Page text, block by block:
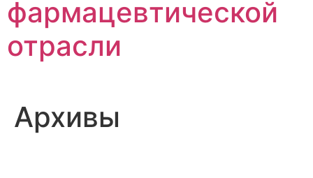
фармацевтической
отрасли
Архивы